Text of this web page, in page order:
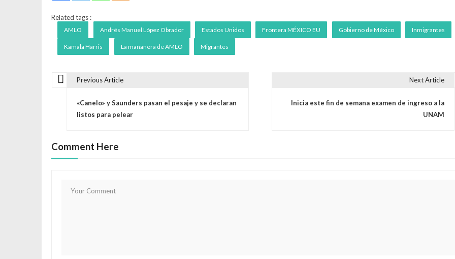
Related tags :
AMLO Andrés Manuel López Obrador Estados Unidos Frontera MÉXICO EU Gobierno de México Inmigrantes
Kamala Harris La mañanera de AMLO Migrantes
v
Previous Article
«Canelo» y Saunders pasan el pesaje y se declaran
listos para pelear
Next Article
Inicia este fin de semana examen de ingreso a la
UNAM
Comment Here